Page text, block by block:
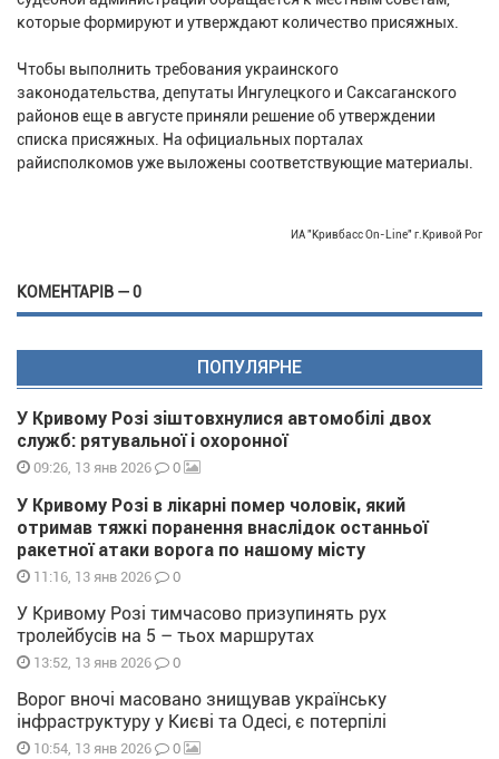
которые формируют и утверждают количество присяжных.
Чтобы выполнить требования украинского
законодательства, депутаты Ингулецкого и Саксаганского
районов еще в августе приняли решение об утверждении
списка присяжных. На официальных порталах
райисполкомов уже выложены соответствующие материалы.
ИА "Кривбасс On-Line" г.Кривой Рог
КОМЕНТАРІВ — 0
ПОПУЛЯРНЕ
У Кривому Розі зіштовхнулися автомобілі двох
служб: рятувальної і охоронної
09:26, 13 янв 2026 0
У Кривому Розі в лікарні помер чоловік, який
отримав тяжкі поранення внаслідок останньої
ракетної атаки ворога по нашому місту
11:16, 13 янв 2026 0
У Кривому Розі тимчасово призупинять рух
тролейбусів на 5 – тьох маршрутах
13:52, 13 янв 2026 0
Ворог вночі масовано знищував українську
інфраструктуру у Києві та Одесі, є потерпілі
10:54, 13 янв 2026 0